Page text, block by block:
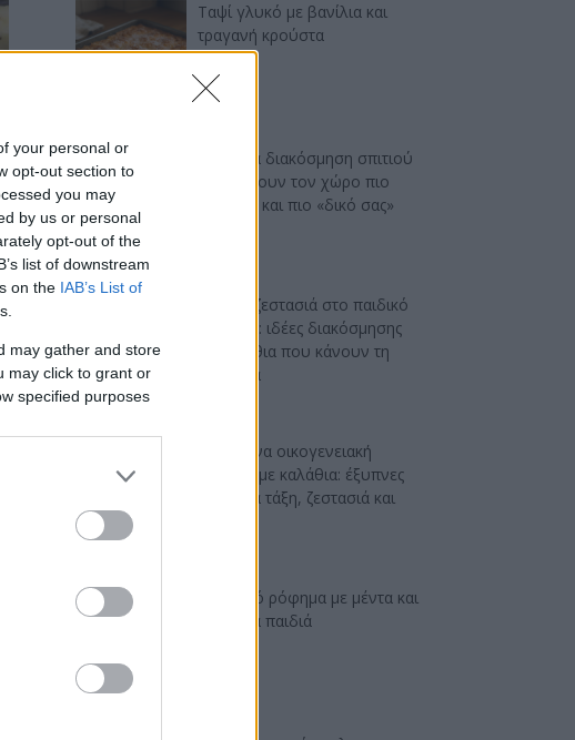
your personal or
opt-out section to
you may
by us or personal
opt-out of the
list of downstream
on the IAB’s List of
may gather and store
may click to grant or
specified purposes
Ταψί γλυκό με βανίλια και
τραγανή κρούστα
Ιδέες για διακόσμηση σπιτιού
που κάνουν τον χώρο πιο
όμορφο και πιο «δικό σας»
Japandi ζεστασιά στο παιδικό
δωμάτιο: ιδέες διακόσμησης
με καλάθια που κάνουν τη
διαφορά
Μοντέρνα οικογενειακή
κουζίνα με καλάθια: έξυπνες
ιδέες για τάξη, ζεστασιά και
Δροσερό ρόφημα με μέντα και
μήλο για παιδιά